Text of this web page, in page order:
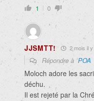
1 0
JJSMTT! 2 mois il y
Répondre àPOA
Moloch adore les
déchu.
Il est rejeté par la